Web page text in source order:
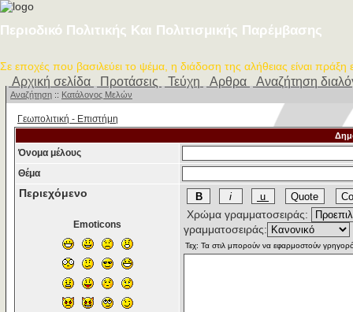
Περιοδικό Πολιτικής Και Πολιτισμικής Παρέμβασης
Σε εποχές που βασιλεύει το ψέμα, η διάδοση της αλήθειας είναι πράξη
Αρχική σελίδα Προτάσεις Τεύχη Αρθρα Αναζήτηση
Αναζήτηση :: Κατάλογος Μελών
Γεωπολιτική - Επιστήμη
Όνομα μέλους
Θέμα
Περιεχόμενο
Emoticons
Χρώμα γραμματοσειράς:
γραμματοσειράς: